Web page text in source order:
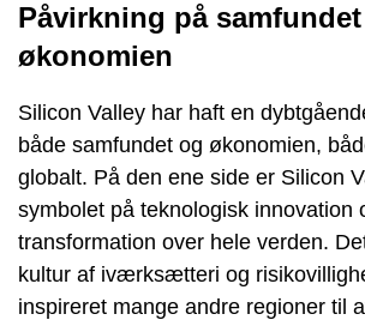
Påvirkning på
økonomien
Silicon Valley har haft en
både samfundet og økonomien,
globalt. På den ene side er Silicon
symbolet på teknologisk innovation
transformation over hele verden.
kultur af iværksætteri og
inspireret mange andre regioner til